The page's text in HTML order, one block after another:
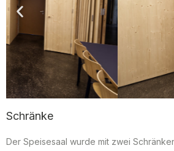
Schränke
Der Speisesaal wurde mit zwei